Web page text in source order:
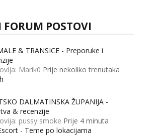
FORUM POSTOVI
& TRANSICE - Preporuke i
Marik0 Prije nekoliko trenutaka
DALMATINSKA ŽUPANIJA -
& recenzije
pussy smoke Prije 4 minuta
- Teme po lokacijama